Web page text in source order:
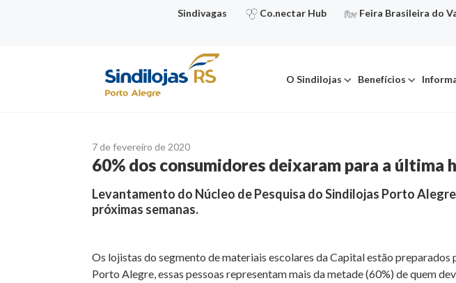
Sindivagas Co.nectar Hub Feira Brasileira do
O Sindilojas Benefícios
7 de fevereiro de 2020
60% dos consumidores deixaram para a última
Levantamento do Núcleo de Pesquisa do Sindilojas Porto
próximas semanas.
Os lojistas do segmento de materiais escolares da Capital estão preparados
Porto Alegre, essas pessoas representam mais da metade (60%) de quem